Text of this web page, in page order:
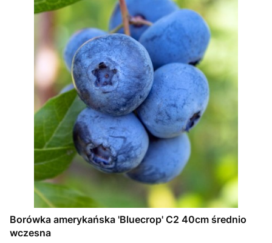
Borówka amerykańska 'Bluecrop' C2 40cm średnio
wczesna